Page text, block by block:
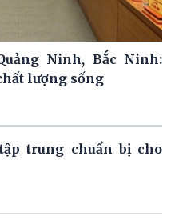
Ninh, Bắc Ninh:
lượng sống
trung chuẩn bị cho